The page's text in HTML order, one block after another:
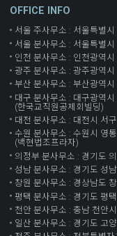
OFFICE INFO
서울 주사무소 : 서울특별
서울 분사무소 : 서울특별
인천 분사무소 : 인천광역
광주 분사무소 : 광주광역
부산 분사무소 : 부산광역
대구 분사무소 : 대구광역
(한국교직원공제회빌딩)
대전 분사무소 : 대전시 서
수원 분사무소 : 수원시 영
(백현법조프라자)
의정부 분사무소 : 경기도
성남 분사무소 : 경기도 성
창원 분사무소 : 경상남도
평택 분사무소 : 경기도 평
천안 분사무소 : 충남 천안
일산 분사무소 : 경기도 고